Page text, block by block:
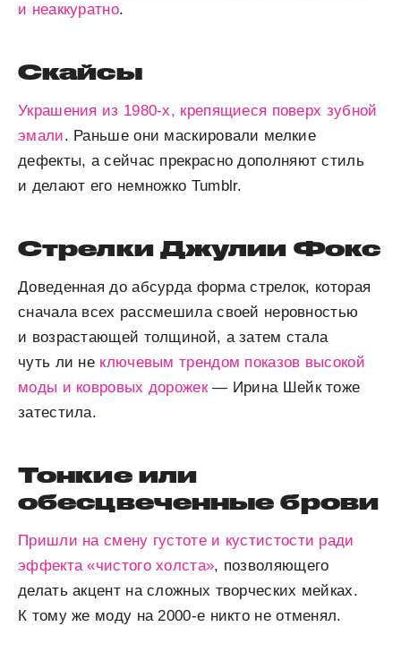
и неаккуратно.
Скайсы
Украшения из 1980-х, крепящиеся поверх зубной
эмали. Раньше они маскировали мелкие
дефекты, а сейчас прекрасно дополняют стиль
и делают его немножко Tumblr.
Стрелки Джулии Фокс
Доведенная до абсурда форма стрелок, которая
сначала всех рассмешила своей неровностью
и возрастающей толщиной, а затем стала
чуть ли не ключевым трендом показов высокой
моды и ковровых дорожек— Ирина Шейк тоже
затестила.
Тонкие или
обесцвеченные брови
Пришли на смену густоте и кустистости ради
эффекта «чистого холста», позволяющего
делать акцент на сложных творческих мейках.
К тому же моду на 2000-е никто не отменял.